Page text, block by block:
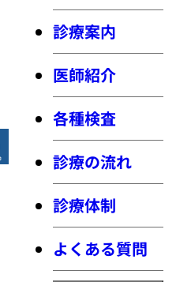
診療案内
医師紹介
各種検査
診療の流れ
診療体制
よくある質問